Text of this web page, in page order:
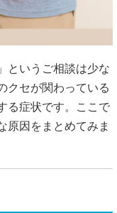
というご相談は少な
クセが関わっている
る症状です。ここで
原因をまとめてみま